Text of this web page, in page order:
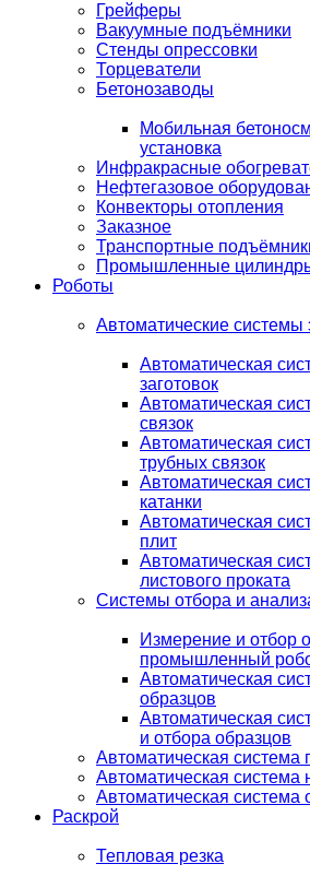
Грейферы
Вакуумные подъёмники
Стенды опрессовки
Торцеватели
Бетонозаводы
Мобильная
установка
Инфракрасные
Нефтегазовое
Конвекторы отопления
Заказное
Транспортные
Промышленные
Роботы
Автоматические системы
Автоматическая
заготовок
Автоматическая
связок
Автоматическая
трубных связок
Автоматическая
катанки
Автоматическая
плит
Автоматическая
листового проката
Системы отбора и
Измерение и отбор
промышленный
Автоматическая
образцов
Автоматическая
и отбора образцов
Автоматическая система
Автоматическая система
Автоматическая система
Раскрой
Тепловая резка